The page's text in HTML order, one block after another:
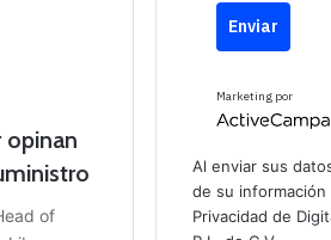
opinan
of
Enviar
Marketing por
A
v
e
Al enviar sus
de su
Privacidad de